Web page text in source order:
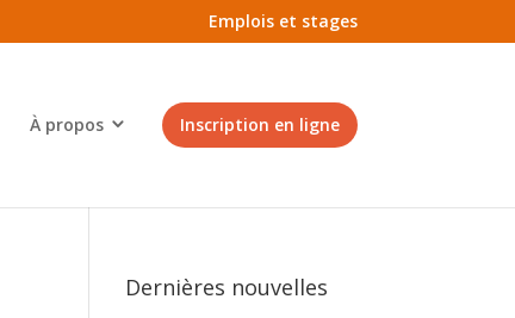
Emplois et stages
À propos Inscription en ligne
Dernières nouvelles